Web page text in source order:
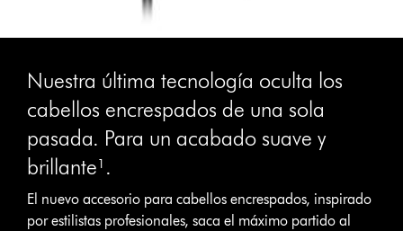
Nuestra última tecnología oculta los
cabellos encrespados de una sola
pasada. Para un acabado suave y
brillante¹.
El nuevo accesorio para cabellos encrespados, inspirado
por estilistas profesionales, saca el máximo partido al